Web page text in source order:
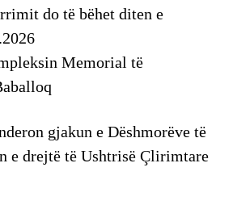
do të bëhet diten e
Memorial të
gjakun e Dëshmorëve të
e drejtë të Ushtrisë Çlirimtare